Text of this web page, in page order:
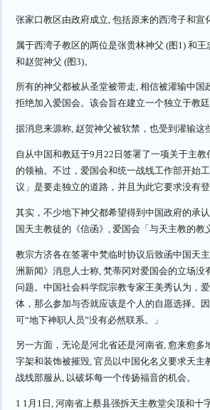
张家口教区由政府成立, 包括原来的西湾子和宣
属于西湾子教区的两位是张贵林神父 (图1) 和
和赵贺神父 (图3)。
所有的神父都被从圣堂被带走, 相信被灌输中
拒绝加入爱国会。该会旨在建立一个独立于教
据消息来源称, 赵贺神父被软禁，也受到灌输这
自从中国和教廷于9月22日签署了一项关于主
的领袖。不过，爱国会和统一战线工作部开始
议」是要走独立的道路，并且为此它要求没有
其实，不少地下神父都希望得到中国政府的承
国天主教徒的《信函》, 爱国会「与天主教的教
教宗方济各在签署中梵临时协议后致函中国天
洲新闻》消息人士称, 梵蒂冈对爱国会的立场
问题。中国社会科学院宗教专家王美秀认为，
体，那么参加与否就应该是个人的自愿选择。
可“地下神职人员”没有必然联系。」
另一方面，无论是河北省还是河南省, 愈来愈
字架和装饰被摧毁, 官员以中国化名义要求天
战线部服从, 以破坏每一个传扬福音的机会。
1 1月1日, 河南省上蔡县强拆天主教堂尖顶和